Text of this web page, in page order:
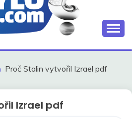
V
Proč Stalin vytvořil Izrael pdf
Izrael pdf